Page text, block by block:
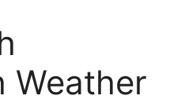
Weather